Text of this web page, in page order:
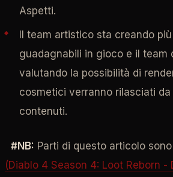
Aspetti.
Il team artistico sta creando
guadagnabili in gioco e il team
valutando la possibilità di
cosmetici verranno rilasciati
contenuti.
#NB: Parti di questo articolo
(Diablo 4 Season 4: Loot Reborn -